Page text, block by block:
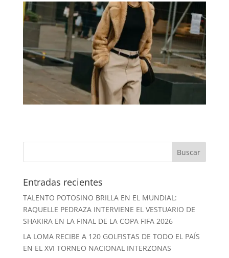
Entradas recientes
TALENTO POTOSINO BRILLA EN EL MUNDIAL:
RAQUELLE PEDRAZA INTERVIENE EL VESTUARIO DE
SHAKIRA EN LA FINAL DE LA COPA FIFA 2026
LA LOMA RECIBE A 120 GOLFISTAS DE TODO EL PAÍS
EN EL XVI TORNEO NACIONAL INTERZONAS